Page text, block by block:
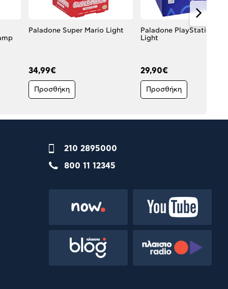
Paladone Super Mario Light
34,99€
Προσθήκη
Paladone PlayStation
Light
29,90€
Προσθήκη
210 2895000
800 11 12345